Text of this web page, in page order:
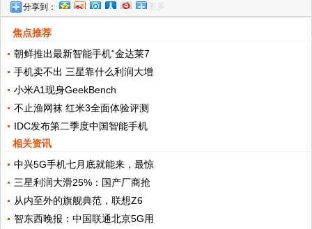
分享到： 更多
焦点推荐
朝鲜推出最新智能手机“金达莱7
手机卖不出 三星靠什么利润大增
小米A1现身GeekBench
不止渔网袜 红米3全面体验评测
IDC发布第二季度中国智能手机
相关资讯
中兴5G手机七月底就能来，最惊
三星利润大滑25%：国产厂商抢
从内至外的旗舰典范，联想Z6
智东西晚报：中国联通北京5G用